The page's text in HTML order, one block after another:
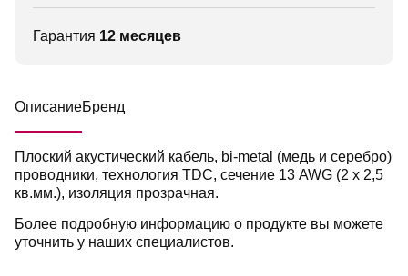
Гарантия 12 месяцев
ОписаниеБренд
Плоский акустический кабель, bi-metal (медь и серебро)
проводники, технология TDC, сечение 13 AWG (2 х 2,5
кв.мм.), изоляция прозрачная.
Более подробную информацию о продукте вы можете
уточнить у наших специалистов.